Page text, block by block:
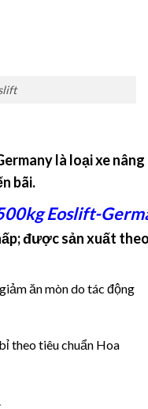
là loại xe
bãi.
Eoslift-
được sản xuất
ăn mòn do tác động
theo tiêu chuẩn Hoa